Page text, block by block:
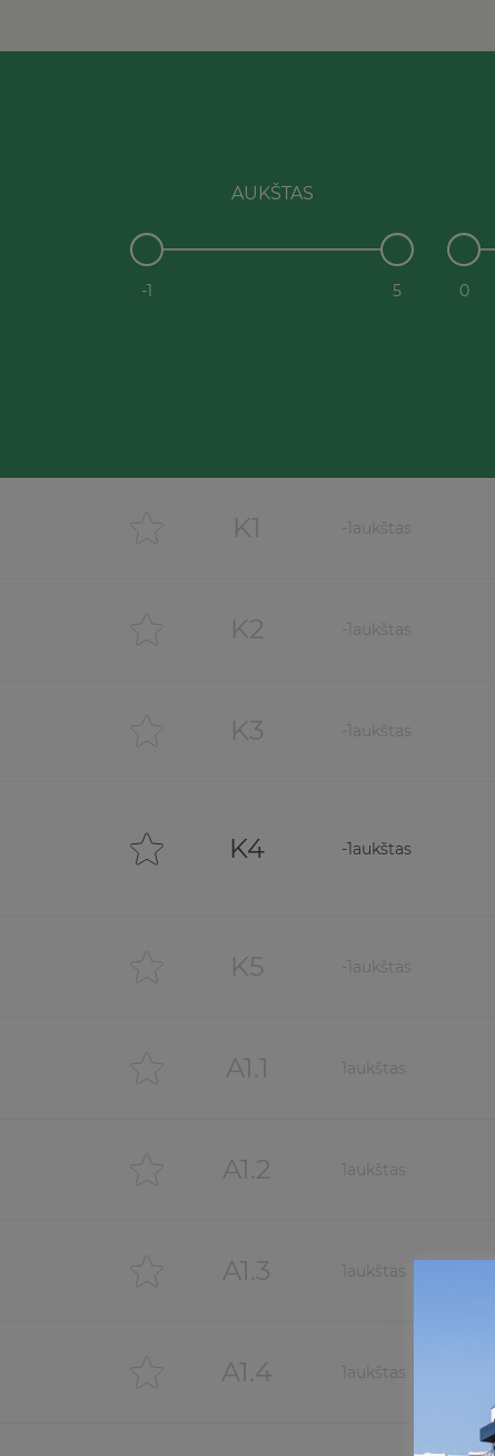
AUKŠTAS
-1 5 0
K1 -1 aukštas
K2 -1 aukštas
K3 -1 aukštas
K4 -1aukštas
K5 -1 aukštas
A1.1 1 aukštas
A1.2 1 aukštas
A1.3 1 aukštas
A1.4 1 aukštas